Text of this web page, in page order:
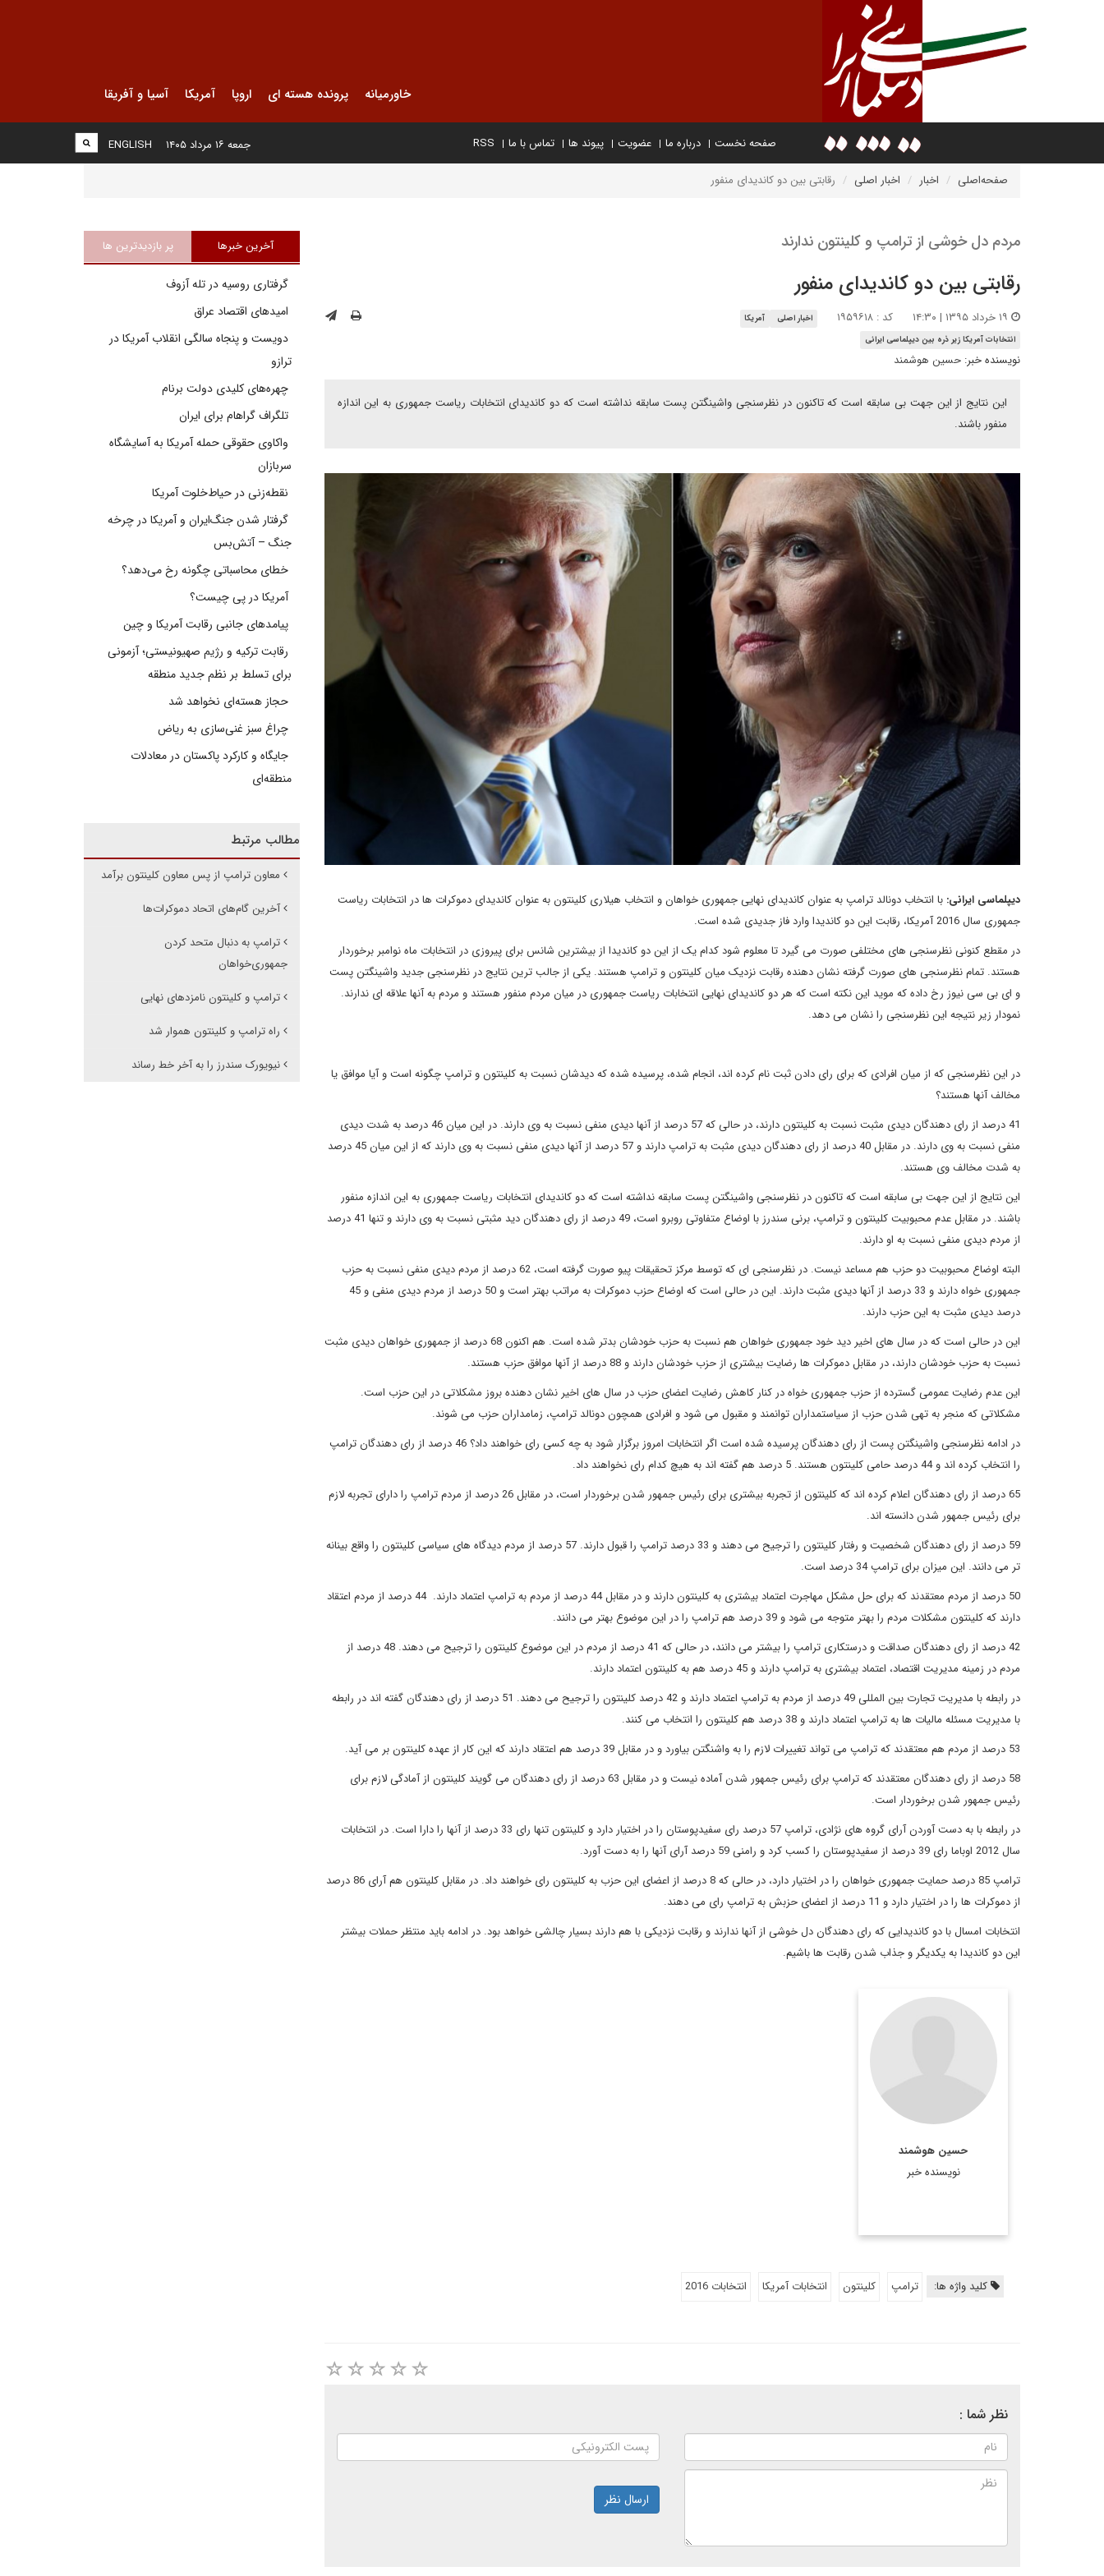
خاورمیانه پرونده هسته ای اروپا آمریکا آسیا و آفریقا
صفحه نخست درباره ما عضویت پیوند ها تماس با ما RSS
ENGLISH جمعه ۱۶ مرداد ۱۴۰۵
صفحه‌اصلی اخبار اخبار اصلی رقابتی بین دو کاندیدای منفور
مردم دل خوشی از ترامپ و کلینتون ندارند
رقابتی بین دو کاندیدای منفور
کد : ۱۹۵۹۶۱۸ اخبار اصلی
آمریکا
انتخابات آمریکا زیر ذره بین دیپلماسی ایرانی
نویسنده خبر: حسین هوشمند
این نتایج از این جهت بی سابقه است که تاکنون در نظرسنجی واشینگتن پست سابقه نداشته است که دو کاندیدای انتخابات ریاست جمهوری به این اندازه
منفور باشند.
دیپلماسی ایرانی: با انتخاب دونالد ترامپ به عنوان کاندیدای نهایی جمهوری خواهان و انتخاب هیلاری کلینتون به عنوان کاندیدای دموکرات ها در انتخابات ریاست
جمهوری سال 2016 آمریکا، رقابت این دو کاندیدا وارد فاز جدیدی شده است.
در مقطع کنونی نظرسنجی های مختلفی صورت می گیرد تا معلوم شود کدام یک از این دو کاندیدا از بیشترین شانس برای پیروزی در انتخابات ماه نوامبر برخوردار
هستند. تمام نظرسنجی های صورت گرفته نشان دهنده رقابت نزدیک میان کلینتون و ترامپ هستند. یکی از جالب ترین نتایج در نظرسنجی جدید واشینگتن پست
و ای بی سی نیوز رخ داده که موید این نکته است که هر دو کاندیدای نهایی انتخابات ریاست جمهوری در میان مردم منفور هستند و مردم به آنها علاقه ای ندارند.
نمودار زیر نتیجه این نظرسنجی را نشان می دهد.
در این نظرسنجی که از میان افرادی که برای رای دادن ثبت نام کرده اند، انجام شده، پرسیده شده که دیدشان نسبت به کلینتون و ترامپ چگونه است و آیا موافق یا
مخالف آنها هستند؟
41 درصد از رای دهندگان دیدی مثبت نسبت به کلینتون دارند، در حالی که 57 درصد از آنها دیدی منفی نسبت به وی دارند. در این میان 46 درصد به شدت دیدی
منفی نسبت به وی دارند. در مقابل 40 درصد از رای دهندگان دیدی مثبت به ترامپ دارند و 57 درصد از آنها دیدی منفی نسبت به وی دارند که از این میان 45 درصد
به شدت مخالف وی هستند.
این نتایج از این جهت بی سابقه است که تاکنون در نظرسنجی واشینگتن پست سابقه نداشته است که دو کاندیدای انتخابات ریاست جمهوری به این اندازه منفور
باشند. در مقابل عدم محبوبیت کلینتون و ترامپ، برنی سندرز با اوضاع متفاوتی روبرو است، 49 درصد از رای دهندگان دید مثبتی نسبت به وی دارند و تنها 41 درصد
از مردم دیدی منفی نسبت به او دارند.
البته اوضاع محبوبیت دو حزب هم مساعد نیست. در نظرسنجی ای که توسط مرکز تحقیقات پیو صورت گرفته است، 62 درصد از مردم دیدی منفی نسبت به حزب
جمهوری خواه دارند و 33 درصد از آنها دیدی مثبت دارند. این در حالی است که اوضاع حزب دموکرات به مراتب بهتر است و 50 درصد از مردم دیدی منفی و 45
درصد دیدی مثبت به این حزب دارند.
این در حالی است که در سال های اخیر دید خود جمهوری خواهان هم نسبت به حزب خودشان بدتر شده است. هم اکنون 68 درصد از جمهوری خواهان دیدی مثبت
نسبت به حزب خودشان دارند، در مقابل دموکرات ها رضایت بیشتری از حزب خودشان دارند و 88 درصد از آنها موافق حزب هستند.
این عدم رضایت عمومی گسترده از حزب جمهوری خواه در کنار کاهش رضایت اعضای حزب در سال های اخیر نشان دهنده بروز مشکلاتی در این حزب است.
مشکلاتی که منجر به تهی شدن حزب از سیاستمداران توانمند و مقبول می شود و افرادی همچون دونالد ترامپ، زمامداران حزب می شوند.
در ادامه نظرسنجی واشینگتن پست از رای دهندگان پرسیده شده است اگر انتخابات امروز برگزار شود به چه کسی رای خواهند داد؟ 46 درصد از رای دهندگان ترامپ
را انتخاب کرده اند و 44 درصد حامی کلینتون هستند. 5 درصد هم گفته اند به هیچ کدام رای نخواهند داد.
65 درصد از رای دهندگان اعلام کرده اند که کلینتون از تجربه بیشتری برای رئیس جمهور شدن برخوردار است، در مقابل 26 درصد از مردم ترامپ را دارای تجربه لازم
برای رئیس جمهور شدن دانسته اند.
59 درصد از رای دهندگان شخصیت و رفتار کلینتون را ترجیح می دهند و 33 درصد ترامپ را قبول دارند. 57 درصد از مردم دیدگاه های سیاسی کلینتون را واقع بینانه
تر می دانند. این میزان برای ترامپ 34 درصد است.
50 درصد از مردم معتقدند که برای حل مشکل مهاجرت اعتماد بیشتری به کلینتون دارند و در مقابل 44 درصد از مردم به ترامپ اعتماد دارند. 44 درصد از مردم اعتقاد
دارند که کلینتون مشکلات مردم را بهتر متوجه می شود و 39 درصد هم ترامپ را در این موضوع بهتر می دانند.
42 درصد از رای دهندگان صداقت و درستکاری ترامپ را بیشتر می دانند، در حالی که 41 درصد از مردم در این موضوع کلینتون را ترجیح می دهند. 48 درصد از
مردم در زمینه مدیریت اقتصاد، اعتماد بیشتری به ترامپ دارند و 45 درصد هم به کلینتون اعتماد دارند.
در رابطه با مدیریت تجارت بین المللی 49 درصد از مردم به ترامپ اعتماد دارند و 42 درصد کلینتون را ترجیح می دهند. 51 درصد از رای دهندگان گفته اند در رابطه
با مدیریت مسئله مالیات ها به ترامپ اعتماد دارند و 38 درصد هم کلینتون را انتخاب می کنند.
53 درصد از مردم هم معتقدند که ترامپ می تواند تغییرات لازم را به واشنگتن بیاورد و در مقابل 39 درصد هم اعتقاد دارند که این کار از عهده کلینتون بر می آید.
58 درصد از رای دهندگان معتقدند که ترامپ برای رئیس جمهور شدن آماده نیست و در مقابل 63 درصد از رای دهندگان می گویند کلینتون از آمادگی لازم برای
رئیس جمهور شدن برخوردار است.
در رابطه با به دست آوردن آرای گروه های نژادی، ترامپ 57 درصد رای سفیدپوستان را در اختیار دارد و کلینتون تنها رای 33 درصد از آنها را دارا است. در انتخابات
سال 2012 اوباما رای 39 درصد از سفیدپوستان را کسب کرد و رامنی 59 درصد آرای آنها را به دست آورد.
ترامپ 85 درصد حمایت جمهوری خواهان را در اختیار دارد، در حالی که 8 درصد از اعضای این حزب به کلینتون رای خواهند داد. در مقابل کلینتون هم آرای 86 درصد
از دموکرات ها را در اختیار دارد و 11 درصد از اعضای حزبش به ترامپ رای می دهند.
انتخابات امسال با دو کاندیدایی که رای دهندگان دل خوشی از آنها ندارند و رقابت نزدیکی با هم دارند بسیار چالشی خواهد بود. در ادامه باید منتظر حملات بیشتر
این دو کاندیدا به یکدیگر و جذاب شدن رقابت ها باشیم.
حسین هوشمند
نویسنده خبر
houshmand@gmail.com
اطلاعات بیشتر
کلید واژه ها: ترامپ کلینتون انتخابات آمریکا انتخابات 2016
نظر شما :
ارسال نظر
آخرین خبرها پر بازدیدترین ها
گرفتاری روسیه در تله آزوف
امیدهای اقتصاد عراق
دویست و پنجاه سالگی انقلاب آمریکا در
ترازو
چهره‌های کلیدی دولت برنام
تلگراف گراهام برای ایران
واکاوی حقوقی حمله آمریکا به آسایشگاه
سربازان
نقطه‌زنی در حیاط‌خلوت آمریکا
گرفتار شدن جنگ‌ایران و آمریکا در چرخه
جنگ – آتش‌بس
خطای محاسباتی چگونه رخ می‌دهد؟
آمریکا در پی چیست؟
پیامدهای جانبی رقابت آمریکا و چین
رقابت ترکیه و رژیم صهیونیستی؛ آزمونی
برای تسلط بر نظم جدید منطقه
حجاز هسته‌ای نخواهد شد
چراغ سبز غنی‌سازی به ریاض
جایگاه و کارکرد پاکستان در معادلات
منطقه‌ای
مطالب مرتبط
معاون ترامپ از پس معاون کلینتون برآمد
آخرین گام‌های اتحاد دموکرات‌ها
ترامپ به دنبال متحد کردن
جمهوری‌خواهان
ترامپ و کلینتون نامزدهای نهایی
راه ترامپ و کلینتون هموار شد
نیویورک سندرز را به آخر خط رساند